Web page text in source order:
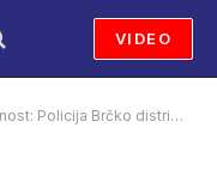
VIDEO
Brčko distrikta BiH vs. Droga